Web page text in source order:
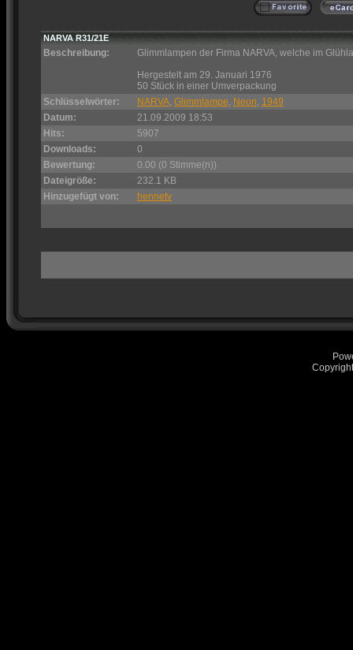
NARVA R31/21E
Beschreibung:
Glimmlampen der Firma NARVA, welche im
Hergestelt am 29. Januari 1976
50 Stück in einer Umverpackung
Schlüsselwörter:
NARVA, Glimmlampe, Neon, 1949
Datum:
21.09.2009 18:53
Hits:
5907
Downloads:
0
Bewertung:
0.00 (0 Stimme(n))
Dateigröße:
232.1 KB
Hinzugefügt von:
hennetv